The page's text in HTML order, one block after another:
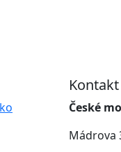
Kontakt
České
Mádrova